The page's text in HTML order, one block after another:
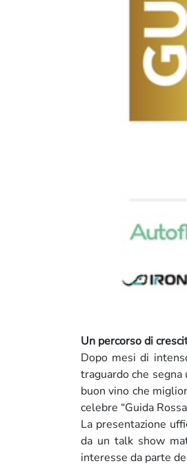
Un percorso di
Dopo mesi di
traguardo che
buon vino che
celebre “Guida
La presentazione
da un talk show
interesse da parte